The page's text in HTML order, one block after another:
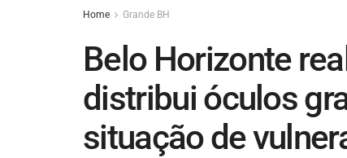
Home Grande BH
Belo Horizonte
distribui óculos
situação de